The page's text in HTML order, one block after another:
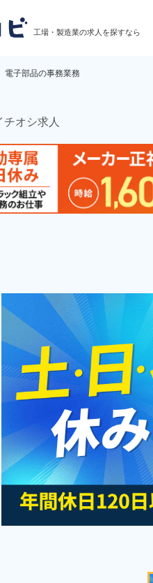
工場・製造業の求人を探すなら
電子部品の事務業務
の事務業務
チオシ求人